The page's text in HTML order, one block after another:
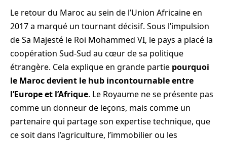
Le retour du Maroc au sein de l’Union Africaine en
2017 a marqué un tournant décisif. Sous l’impulsion
de Sa Majesté le Roi Mohammed VI, le pays a placé la
coopération Sud-Sud au cœur de sa politique
étrangère. Cela explique en grande partie pourquoi
le Maroc devient le hub incontournable entre
l’Europe et l’Afrique. Le Royaume ne se présente pas
comme un donneur de leçons, mais comme un
partenaire qui partage son expertise technique, que
ce soit dans l’agriculture, l’immobilier ou les